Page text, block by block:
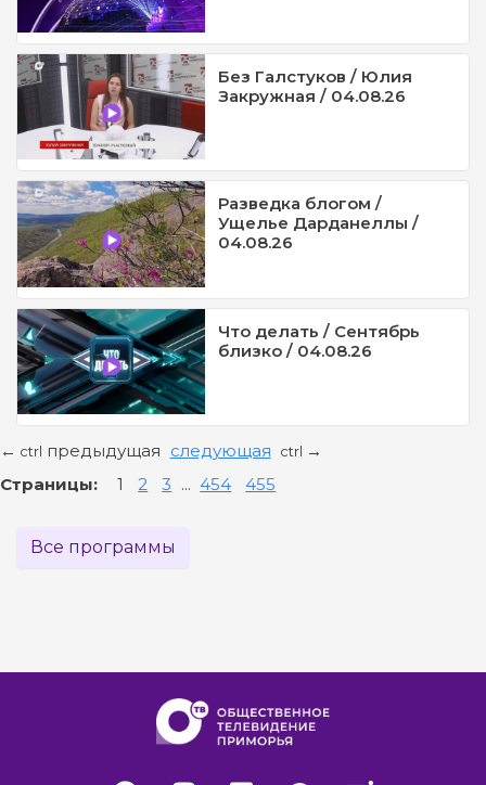
Без Галстуков / Юлия
Закружная / 04.08.26
Разведка блогом /
Ущелье Дарданеллы /
04.08.26
Что делать / Сентябрь
близко / 04.08.26
← ctrl предыдущая следующая ctrl →
Страницы: 1 2 3 ... 454 455
Все программы